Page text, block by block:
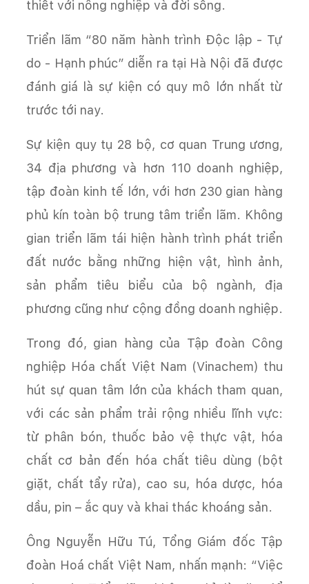
thiết với nông nghiệp và đời sống.
Triển lãm “80 năm hành trình Độc lập - Tự
do - Hạnh phúc” diễn ra tại Hà Nội đã được
đánh giá là sự kiện có quy mô lớn nhất từ
trước tới nay.
Sự kiện quy tụ 28 bộ, cơ quan Trung ương,
34 địa phương và hơn 110 doanh nghiệp,
tập đoàn kinh tế lớn, với hơn 230 gian hàng
phủ kín toàn bộ trung tâm triển lãm. Không
gian triển lãm tái hiện hành trình phát triển
đất nước bằng những hiện vật, hình ảnh,
sản phẩm tiêu biểu của bộ ngành, địa
phương cũng như cộng đồng doanh nghiệp.
Trong đó, gian hàng của Tập đoàn Công
nghiệp Hóa chất Việt Nam (Vinachem) thu
hút sự quan tâm lớn của khách tham quan,
với các sản phẩm trải rộng nhiều lĩnh vực:
từ phân bón, thuốc bảo vệ thực vật, hóa
chất cơ bản đến hóa chất tiêu dùng (bột
giặt, chất tẩy rửa), cao su, hóa dược, hóa
dầu, pin – ắc quy và khai thác khoáng sản.
Ông Nguyễn Hữu Tú, Tổng Giám đốc Tập
đoàn Hoá chất Việt Nam, nhấn mạnh: “Việc